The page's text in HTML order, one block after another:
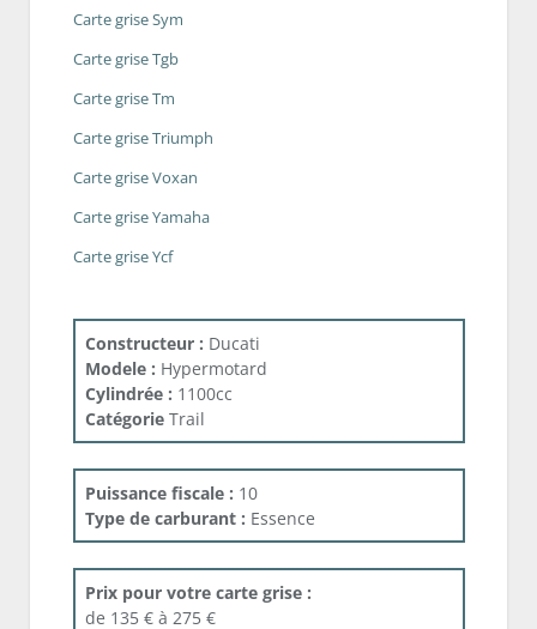
Carte grise Sym
Carte grise Tgb
Carte grise Tm
Carte grise Triumph
Carte grise Voxan
Carte grise Yamaha
Carte grise Ycf
Constructeur : Ducati
Modele : Hypermotard
Cylindrée : 1100cc
Catégorie Trail
Puissance fiscale : 10
Type de carburant : Essence
Prix pour votre carte grise :
de 135 € à 275 €